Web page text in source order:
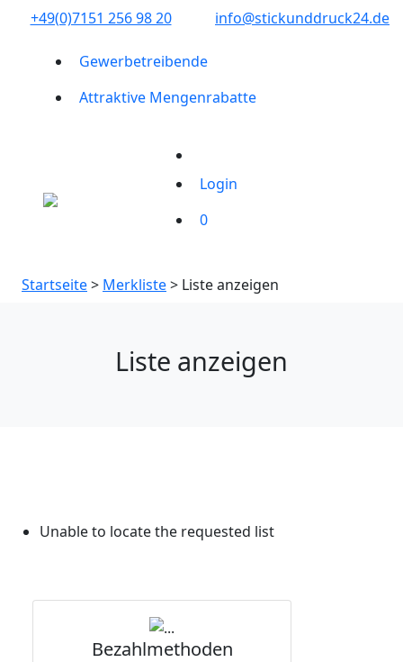
+49(0)7151 256 98 20‬ info@stickunddruck24.de
Gewerbetreibende
Attraktive Mengenrabatte
Login
0
Startseite> Merkliste> Liste anzeigen
Liste anzeigen
Unable to locate the requested list
Bezahlmethoden